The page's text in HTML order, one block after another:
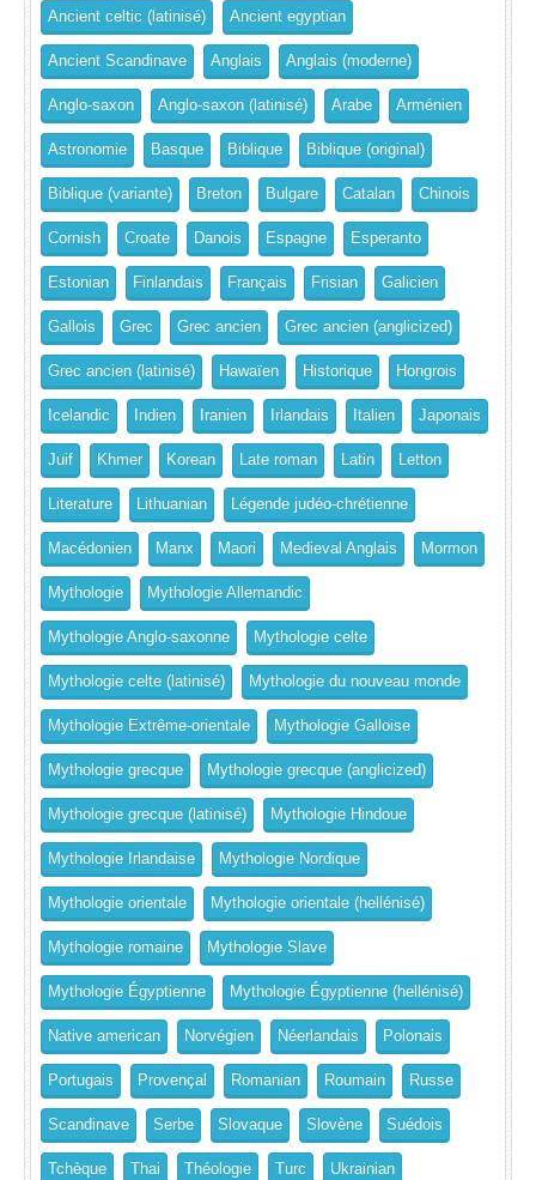
Ancient celtic (latinisé) Ancient egyptian
Ancient Scandinave Anglais Anglais (moderne)
Anglo-saxon Anglo-saxon (latinisé) Arabe Arménien
Astronomie Basque Biblique Biblique (original)
Biblique (variante) Breton Bulgare Catalan Chinois
Cornish Croate Danois Espagne Esperanto
Estonian Finlandais Français Frisian Galicien
Gallois Grec Grec ancien Grec ancien (anglicized)
Grec ancien (latinisé) Hawaïen Historique Hongrois
Icelandic Indien Iranien Irlandais Italien Japonais
Juif Khmer Korean Late roman Latin Letton
Literature Lithuanian Légende judéo-chrétienne
Macédonien Manx Maori Medieval Anglais Mormon
Mythologie Mythologie Allemandic
Mythologie Anglo-saxonne Mythologie celte
Mythologie celte (latinisé) Mythologie du nouveau monde
Mythologie Extrême-orientale Mythologie Galloise
Mythologie grecque Mythologie grecque (anglicized)
Mythologie grecque (latinisé) Mythologie Hindoue
Mythologie Irlandaise Mythologie Nordique
Mythologie orientale Mythologie orientale (hellénisé)
Mythologie romaine Mythologie Slave
Mythologie Égyptienne Mythologie Égyptienne (hellénisé)
Native american Norvégien Néerlandais Polonais
Portugais Provençal Romanian Roumain Russe
Scandinave Serbe Slovaque Slovène Suédois
Tchèque Thai Théologie Turc Ukrainian